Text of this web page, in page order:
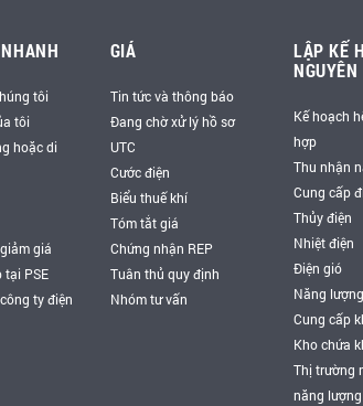
tôi
tôi
hoặc di
giá
tại PSE
ty điện
GIÁ
Tin tức và thông báo
Đang chờ xử lý hồ sơ
UTC
Cước điện
Biểu thuế khí
Tóm tắt giá
Chứng nhận REP
Tuân thủ quy định
Nhóm tư vấn
LẬP KẾ
NGUYÊN
Kế hoạch
hợp
Thu nhận
Cung cấp
Thủy điện
Nhiệt điện
Điện gió
Năng
Cung cấp
Kho chứa
Thị trường
năng lượng